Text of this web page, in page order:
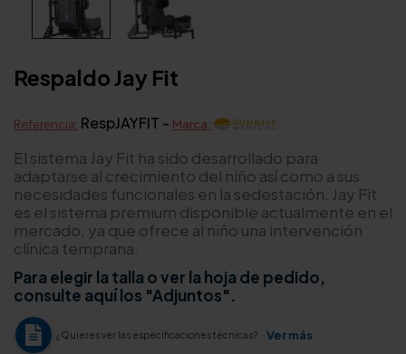
Respaldo Jay Fit
Referencia: RespJAYFIT - Marca:
El sistema Jay Fit ha sido desarrollado para
adaptarse al crecimiento del niño así como a sus
necesidades funcionales en la sedestación. Jay Fit
es el sistema premium disponible actualmente en el
mercado, ya que ofrece al niño una intervención
clínica temprana.
Para elegir la talla o ver la hoja de pedido,
consulte aquí los "Adjuntos".
¿Quieres ver las especificaciones técnicas? Ver más